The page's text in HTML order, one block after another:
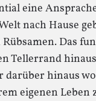
eine
nach Hause
Das
Tellerrand
darüber hinaus
eigenen Leben